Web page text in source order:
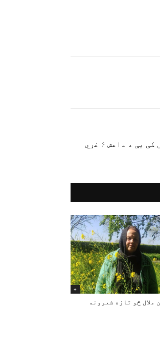
طالبان وايي، په سرپل کې یې د داعش ۶ غړي
+
ملال څو تازه شعرونه